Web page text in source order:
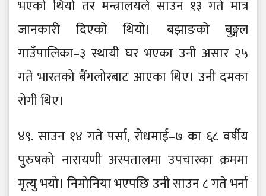
भएको थियो तर मन्त्रालयले साउन १३ गते मात्र
जानकारी दिएको थियो। बझाङको बुङ्गल
गाउँपालिका–३ स्थायी घर भएका उनी असार २५
गते भारतको बैंगलोरबाट आएका थिए। उनी दमका
रोगी थिए।
४९. साउन १४ गते पर्सा, रोधमाई–७ का ६८ वर्षीय
पुरुषको नारायणी अस्पतालमा उपचारका क्रममा
मृत्यु भयो। निमोनिया भएपछि उनी साउन ८ गते भर्ना